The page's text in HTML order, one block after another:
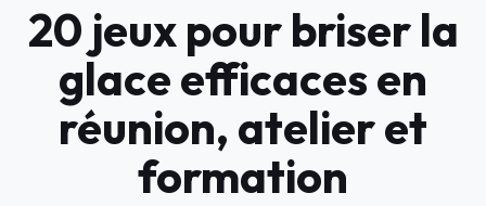
20 jeux pour briser la
glace efficaces en
réunion, atelier et
formation